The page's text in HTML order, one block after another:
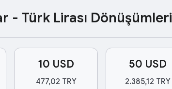
- Türk Lirası Dönüşümleri
10 USD
477,02 TRY
50 USD
2.385,12 TRY